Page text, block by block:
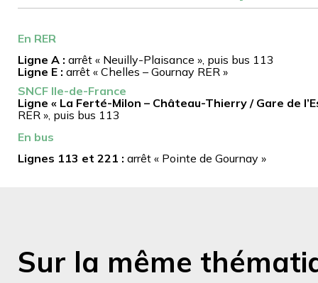
En RER
Ligne A : arrêt « Neuilly-Plaisance », puis bus 113
Ligne E : arrêt « Chelles – Gournay RER »
SNCF Ile-de-France
Ligne « La Ferté-Milon – Château-Thierry / Gare de
RER », puis bus 113
En bus
Lignes 113 et 221 : arrêt « Pointe de Gournay »
Sur la même